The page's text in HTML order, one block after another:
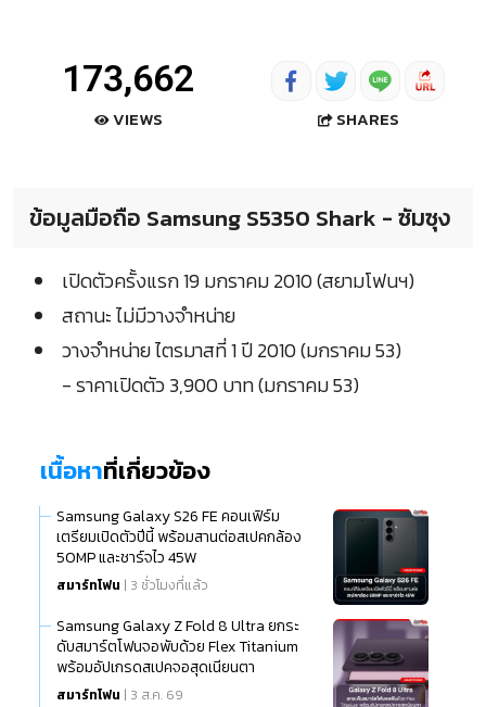
173,662
VIEWS SHARES
ข้อมูลมือถือ Samsung S5350 Shark - ซัมซุง
เปิดตัวครั้งแรก 19 มกราคม 2010 (สยามโฟนฯ)
สถานะ ไม่มีวางจำหน่าย
วางจำหน่าย ไตรมาสที่ 1 ปี 2010 (มกราคม 53)
- ราคาเปิดตัว 3,900 บาท (มกราคม 53)
เนื้อหาที่เกี่ยวข้อง
Samsung Galaxy S26 FE คอนเฟิร์ม
เตรียมเปิดตัวปีนี้ พร้อมสานต่อสเปคกล้อง
50MP และชาร์จไว 45W
สมาร์ทโฟน | 3 ชั่วโมงที่แล้ว
Samsung Galaxy Z Fold 8 Ultra ยกระ
ดับสมาร์ตโฟนจอพับด้วย Flex Titanium
พร้อมอัปเกรดสเปคจอสุดเนียนตา
สมาร์ทโฟน | 3 ส.ค. 69